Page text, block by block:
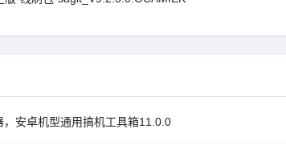
安卓机型通用搞机工具箱11.0.0